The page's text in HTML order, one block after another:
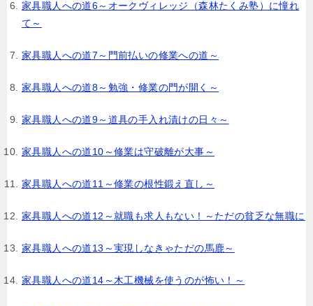
家具職人への道6～オークヴィレッジ（森林たくみ塾）に憧れ
て～
家具職人への道7～門前払いの修業への道～
家具職人への道8～勉強・修業の門が開く～
家具職人への道9～道具の手入れ漬けの日々～
家具職人への道10～修業は守破離が大事～
家具職人への道11～修業の根性鍛え直し～
家具職人への道12～就職も求人もない！～ただの貧乏な無職に
家具職人への道13～実現しなきゃただの馬鹿～
家具職人への道14～木工機械を使うのが怖い！～